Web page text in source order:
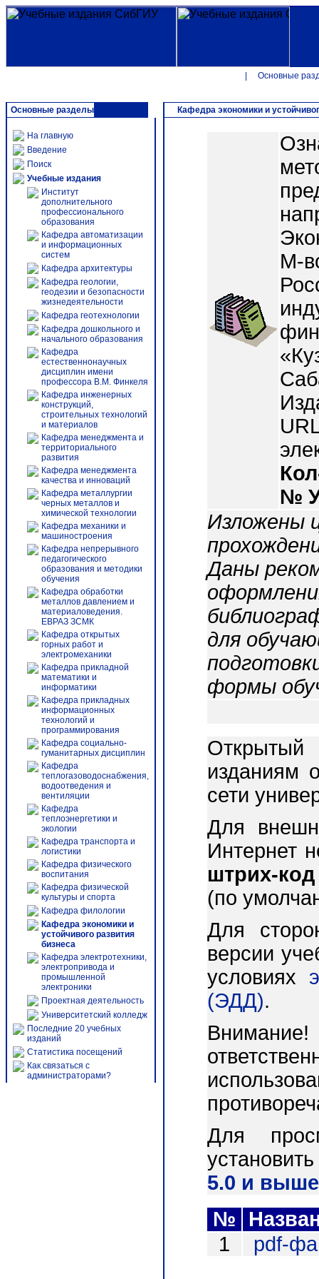
Основные
Основные разделы
На главную
Введение
Поиск
Учебные издания
Институт
дополнительного
профессионального
образования
Кафедра автоматизации
и информационных
систем
Кафедра архитектуры
Кафедра геологии,
геодезии и безопасности
жизнедеятельности
Кафедра геотехнологии
Кафедра дошкольного и
начального образования
Кафедра
естественнонаучных
дисциплин имени
профессора В.М. Финкеля
Кафедра инженерных
конструкций,
строительных технологий
и материалов
Кафедра менеджмента и
территориального
развития
Кафедра менеджмента
качества и инноваций
Кафедра металлургии
черных металлов и
химической технологии
Кафедра механики и
машиностроения
Кафедра непрерывного
педагогического
образования и методики
обучения
Кафедра обработки
металлов давлением и
материаловедения.
ЕВРАЗ ЗСМК
Кафедра открытых
горных работ и
электромеханики
Кафедра прикладной
математики и
информатики
Кафедра прикладных
информационных
технологий и
программирования
Кафедра социально-
гуманитарных дисциплин
Кафедра
теплогазоводоснабжения,
водоотведения и
вентиляции
Кафедра
теплоэнергетики и
экологии
Кафедра транспорта и
логистики
Кафедра физического
воспитания
Кафедра физической
культуры и спорта
Кафедра филологии
Кафедра экономики и
устойчивого развития
бизнеса
Кафедра электротехники,
электропривода и
промышленной
электроники
Проектная деятельность
Университетский колледж
Последние 20 учебных
изданий
Статистика посещений
Как связаться с
администраторами?
Кафедра экономики и
М-
№
Изложены
Даны
для
формы
Открытый
изданиям
сети
Для
Интернет
штрих-код
(по
Для
версии
условиях
(ЭДД).
Для
5.0 и
№
1
pdf-